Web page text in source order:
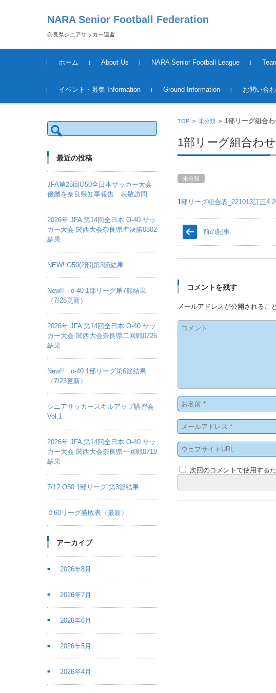
NARA Senior Football Federation
奈良県シニアサッカー連盟
コンテンツに移動
ホーム
About Us NARA Senior Football League
運営について
League Schedule &Result 2008〜
2014〜
2015〜
2016〜
2017〜
2018〜
2020〜
2021〜
2022〜
2023〜
2024〜
2025〜
Tournament Information &
2016〜
2017〜
2019～
2020～
2021～
2022～
2023～
2024〜
2025〜
イベント・募集 Information Ground Information お問い合
TOP >未分類 > 1部リーグ組合
1部リーグ組合わ
未分類
1部リーグ組合表_221013訂正
前の記事
コメントを残す
メールアドレスが公開されるこ
次回のコメントで使用する
検
索:
最近の投稿
JFA第25回O50全日本サッカー大会
優勝を奈良県知事報告 表敬訪問
2026年 JFA 第14回全日本 O-40 サッ
カー大会 関西大会奈良県準決勝0802
結果
NEW! O50(2部)第3節結果
New!! o-40 1部リーグ第7節結果
（7/28更新）
2026年 JFA 第14回全日本 O-40 サッ
カー大会 関西大会奈良県二回戦0726
結果
New!! o-40 1部リーグ第6節結果
（7/23更新）
シニアサッカースキルアップ講習会
Vol.1
2026年 JFA 第14回全日本 O-40 サッ
カー大会 関西大会奈良県一回戦0719
結果
7/12 O50 1部リーグ 第3節結果
０60リーグ勝敗表（最新）
アーカイブ
2026年8月
2026年7月
2026年6月
2026年5月
2026年4月